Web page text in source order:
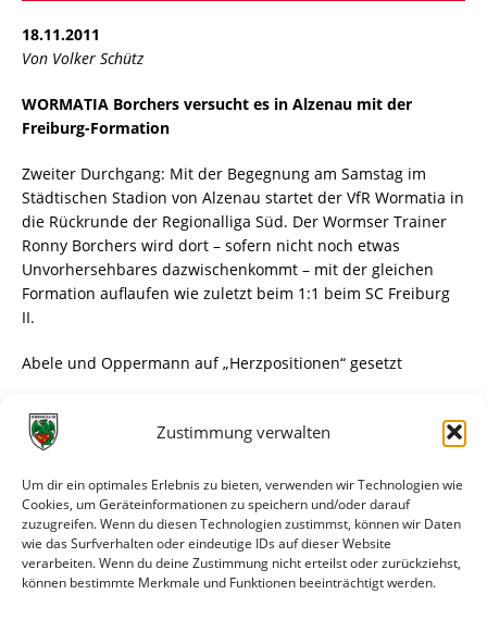
Zustimmung verwalten
Um dir ein optimales Erlebnis zu bieten, verwenden wir Technologien wie
Cookies, um Geräteinformationen zu speichern und/oder darauf
zuzugreifen. Wenn du diesen Technologien zustimmst, können wir Daten
wie das Surfverhalten oder eindeutige IDs auf dieser Website
verarbeiten. Wenn du deine Zustimmung nicht erteilst oder zurückziehst,
können bestimmte Merkmale und Funktionen beeinträchtigt werden.
18.11.2011
Von Volker Schütz
WORMATIA Borchers versucht es in Alzenau mit der
Freiburg-Formation
Zweiter Durchgang: Mit der Begegnung am Samstag im
Städtischen Stadion von Alzenau startet der VfR Wormatia in
die Rückrunde der Regionalliga Süd. Der Wormser Trainer
Ronny Borchers wird dort – sofern nicht noch etwas
Unvorhersehbares dazwischenkommt – mit der gleichen
Formation auflaufen wie zuletzt beim 1:1 beim SC Freiburg
II.
Abele und Oppermann auf „Herzpositionen“ gesetzt
An der Dreisam hatte der Coach seinem Team attestiert,
„klasse gespielt“ zu haben. Insofern sieht Borchers keinerlei
Veranlassung, personelle Veränderungen vorzunehmen.
„Für mich war es immer wichtig“, sagt der Trainer, „eine
Stammformation zu finden. Dem nähern wir uns jetzt
endlich an, auch wenn es schon sehr spät im Jahr ist. Aber
wenn Spieler wie Marcel Abele und Lucas Oppermann, die
lange verletzt waren, jetzt wieder fit sind, sind sie bei mir